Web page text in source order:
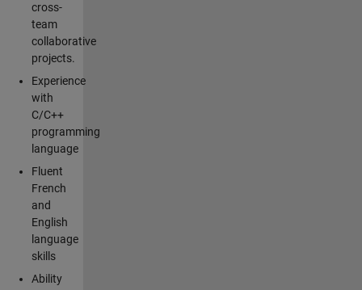
cross-
team
collaborative
projects.
Experience
with
C/C++
programming
language
Fluent
French
and
English
language
skills
Ability